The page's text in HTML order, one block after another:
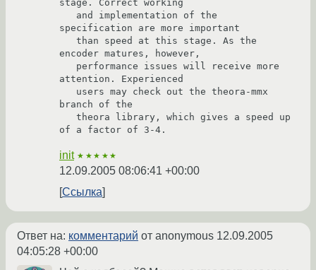
stage. Correct working
specification are more important
encoder matures, however,
attention. Experienced
branch of the
init ★★★★★
12.09.2005 08:06:41 +00:00
Ссылка
Ответ на: комментарий от anonymous 12.09.2005
04:05:28 +00:00